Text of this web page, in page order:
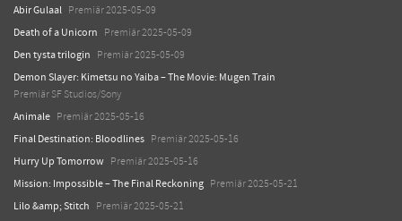
Abir Gulaal Premiär 2025-05-09
Death of a Unicorn Premiär 2025-05-09
Den tysta trilogin Premiär 2025-05-09
Demon Slayer: Kimetsu no Yaiba – The Movie: Mugen Train
Premiär SF Studios/Sony
Animale Premiär 2025-05-16
Final Destination: Bloodlines Premiär 2025-05-16
Hurry Up Tomorrow Premiär 2025-05-16
Mission: Impossible – The Final Reckoning Premiär 2025-05-21
Lilo &amp; Stitch Premiär 2025-05-21